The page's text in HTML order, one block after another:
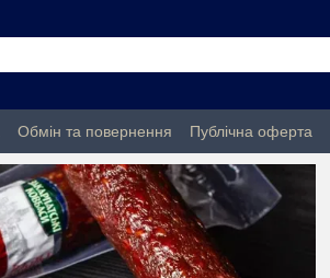
Обмін та повернення Публічна оферта